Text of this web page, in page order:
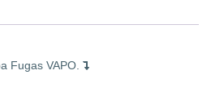
Fugas VAPO.